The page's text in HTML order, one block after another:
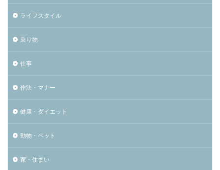
ライフスタイル
乗り物
仕事
作法・マナー
健康・ダイエット
動物・ペット
家・住まい